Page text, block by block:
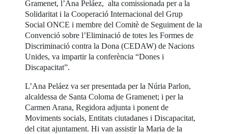
Gramenet, l’Ana Peláez, alta comissionada per a la
Solidaritat i la Cooperació Internacional del Grup
Social ONCE i membre del Comitè de Seguiment de la
Convenció sobre l’Eliminació de totes les Formes de
Discriminació contra la Dona (CEDAW) de Nacions
Unides, va impartir la conferència “Dones i
Discapacitat”.
L’Ana Peláez va ser presentada per la Núria Parlon,
alcaldessa de Santa Coloma de Gramenet; i per la
Carmen Arana, Regidora adjunta i ponent de
Moviments socials, Entitats ciutadanes i Discapacitat,
del citat ajuntament. Hi van assistir la Maria de la